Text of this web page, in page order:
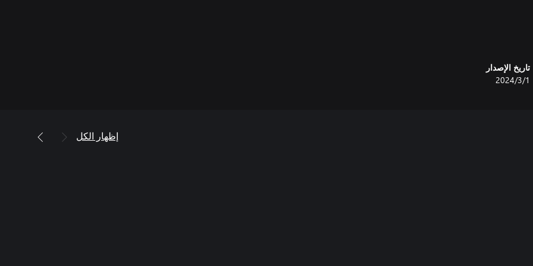
Handcrafted, ever-changing
تاريخ الإصدار
1‏/3‏/2024
إظهار الكل